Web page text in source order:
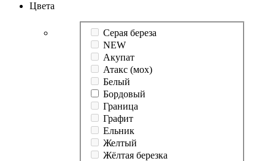
Цвета
Cерая береза
NEW
Акупат
Атакс (мох)
Белый
Бордовый
Граница
Графит
Ельник
Желтый
Жёлтая березка